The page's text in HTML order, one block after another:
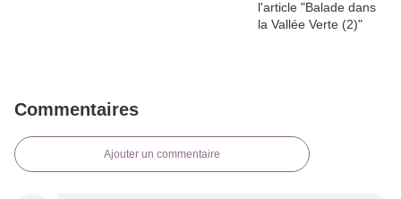
Commentaires
Ajouter un commentaire